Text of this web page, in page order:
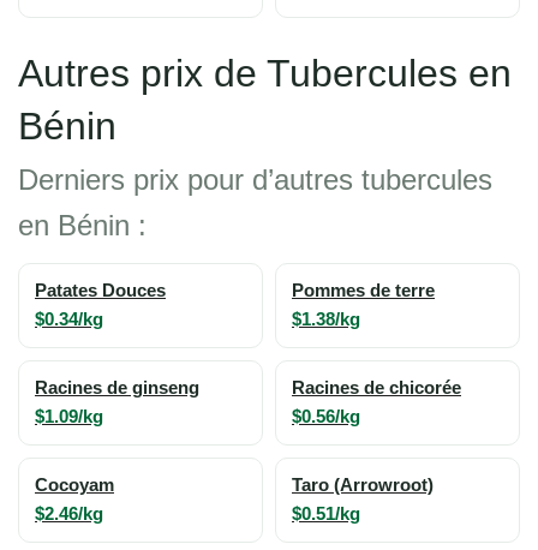
Autres prix de Tubercules en
Bénin
Derniers prix pour d’autres tubercules
en Bénin :
Patates Douces
$0.34/kg
Pommes de terre
$1.38/kg
Racines de ginseng
$1.09/kg
Racines de chicorée
$0.56/kg
Cocoyam
$2.46/kg
Taro (Arrowroot)
$0.51/kg